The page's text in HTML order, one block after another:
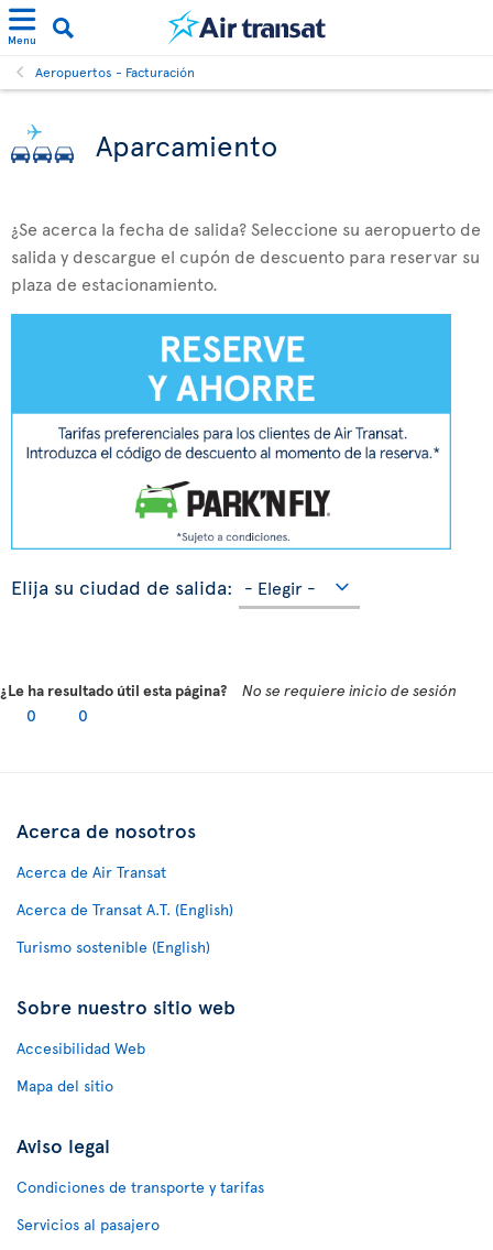
Menu
Aeropuertos - Facturación
Aparcamiento
¿Se acerca la fecha de salida? Seleccione su aeropuerto de
salida y descargue el cupón de descuento para reservar su
plaza de estacionamiento.
Elija su ciudad de salida:
¿Le ha resultado útil esta página?
No se requiere inicio de sesión
0
0
Acerca de nosotros
Acerca de Air Transat
Acerca de Transat A.T. (English)
Turismo sostenible (English)
Sobre nuestro sitio web
Accesibilidad Web
Mapa del sitio
Aviso legal
Condiciones de transporte y tarifas
Servicios al pasajero